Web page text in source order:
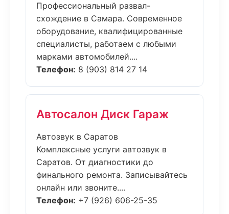
Профессиональный развал-
схождение в Самара. Современное
оборудование, квалифицированные
специалисты, работаем с любыми
марками автомобилей....
Телефон: 8 (903) 814 27 14
Автосалон Диск Гараж
Автозвук в Саратов
Комплексные услуги автозвук в
Саратов. От диагностики до
финального ремонта. Записывайтесь
онлайн или звоните....
Телефон: +7 (926) 606-25-35